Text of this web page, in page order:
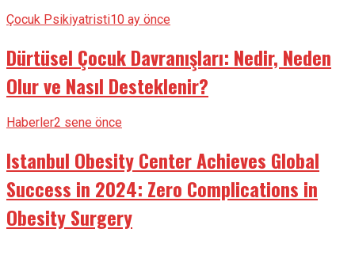
Çocuk Psikiyatristi10 ay önce
Dürtüsel Çocuk Davranışları: Nedir, Neden
Olur ve Nasıl Desteklenir?
Haberler2 sene önce
Istanbul Obesity Center Achieves Global
Success in 2024: Zero Complications in
Obesity Surgery